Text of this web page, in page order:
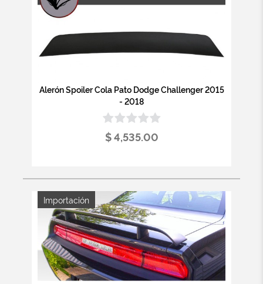
Alerón Spoiler Cola Pato Dodge Challenger 2015
- 2018
$ 4,535.00
Importación